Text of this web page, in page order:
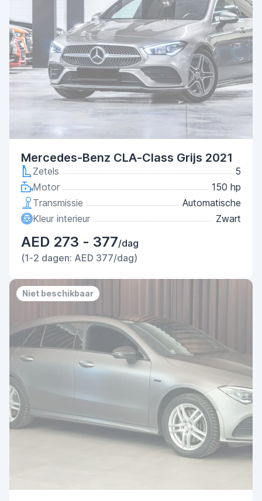
Mercedes-Benz CLA-Class Grijs 2021
Zetels
5
Motor
150 hp
Transmissie
Automatische
Kleur interieur
Zwart
AED 273 - 377/dag
(1-2 dagen: AED 377/dag)
Niet beschikbaar